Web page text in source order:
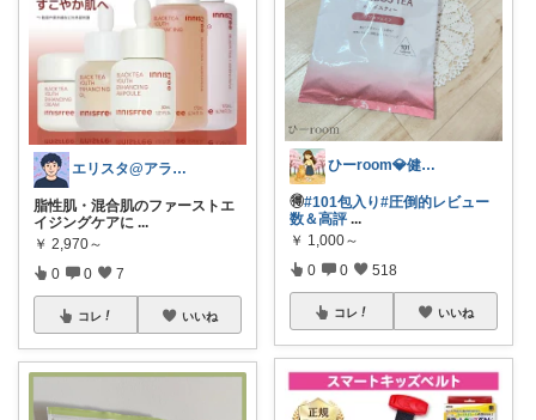
エリスタ@アラサースキンケア&ガジェット
脂性肌・混合肌のファーストエ
イジングケアに ...
￥ 2,970～
0 0 7
コレ いいね
ひーroom💎健康&お得な食べ物
🉐️#101包入り#圧倒的レビュー
数＆高評 ...
￥ 1,000～
0 0 518
コレ いいね